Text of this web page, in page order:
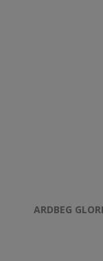
ARDBEG